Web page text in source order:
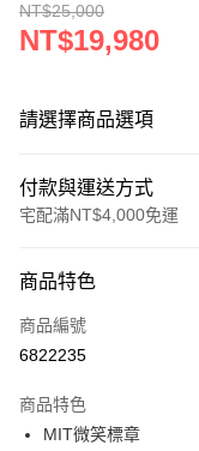
NT$25,000
NT$19,980
請選擇商品選項
付款與運送方式
宅配滿NT$4,000免運
信用卡一次付款
信用卡分期付款
合作金庫商業銀行
華南商業銀行
LINE Pay
商品特色
商品編號
6822235
商品特色
MIT微笑標章